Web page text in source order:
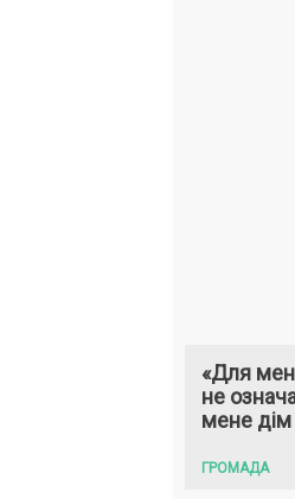
«Для
не
мене
ГРОМАДА